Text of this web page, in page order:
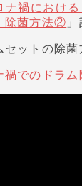
ナ禍におけ
除菌方法②
セットの除
禍でのドラム